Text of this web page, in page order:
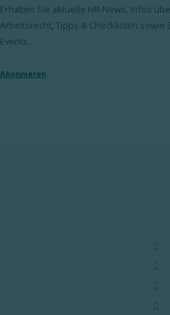
Erhalten Sie aktuelle HR-News, Infos
Arbeitsrecht, Tipps & Checklisten sowie
Events.
Abonnieren